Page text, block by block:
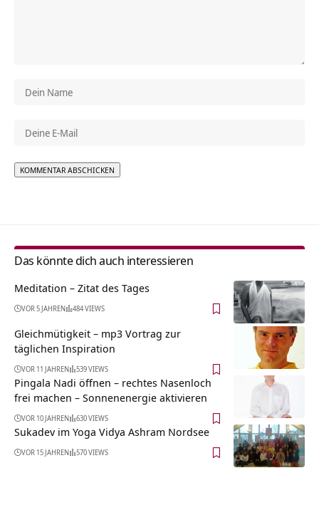
Das könnte dich auch interessieren
Meditation – Zitat des Tages
VOR 5 JAHREN 484 VIEWS
Gleichmütigkeit – mp3 Vortrag zur
täglichen Inspiration
VOR 11 JAHREN 539 VIEWS
Pingala Nadi öffnen – rechtes Nasenloch
frei machen – Sonnenenergie aktivieren
VOR 10 JAHREN 630 VIEWS
Sukadev im Yoga Vidya Ashram Nordsee
VOR 15 JAHREN 570 VIEWS